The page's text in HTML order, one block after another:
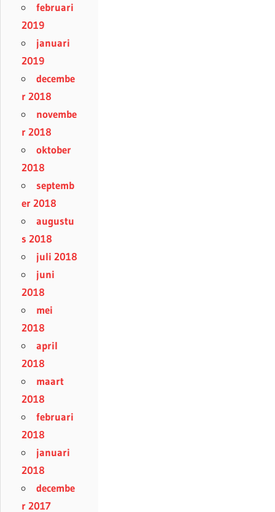
februari
2019
januari
2019
decembe
r 2018
novembe
r 2018
oktober
2018
septemb
er 2018
augustu
s 2018
juli 2018
juni
2018
mei
2018
april
2018
maart
2018
februari
2018
januari
2018
decembe
r 2017